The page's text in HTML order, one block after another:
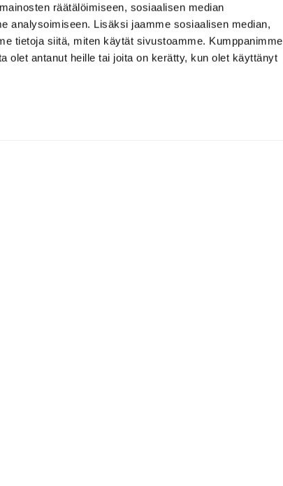
räätälöimiseen, sosiaalisen median
analysoimiseen. Lisäksi jaamme sosiaalisen median,
tietoja siitä, miten käytät sivustoamme. Kumppanimme
olet antanut heille tai joita on kerätty, kun olet käyttänyt